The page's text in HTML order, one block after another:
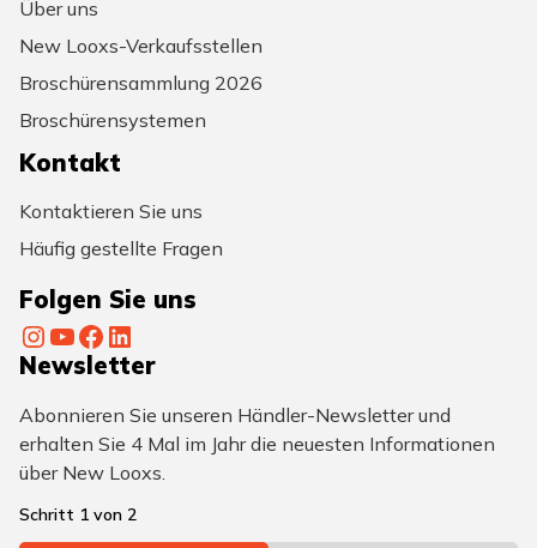
Über uns
New Looxs-Verkaufsstellen
Broschürensammlung 2026
Broschürensystemen
Kontakt
Kontaktieren Sie uns
Häufig gestellte Fragen
Folgen Sie uns
InstagramYouTube Facebook LinkedIn
Newsletter
Abonnieren Sie unseren Händler-Newsletter und
erhalten Sie 4 Mal im Jahr die neuesten Informationen
über New Looxs.
Schritt 1 von 2